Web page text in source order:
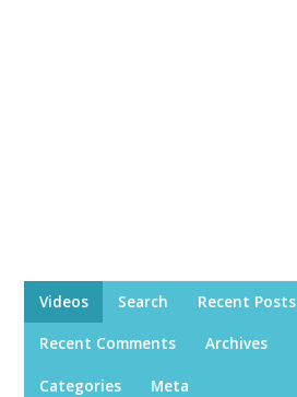
Videos Search Recent Posts
Recent Comments Archives
Categories Meta